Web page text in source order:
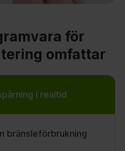
för
omfattar
i realtid
bränsleförbrukning